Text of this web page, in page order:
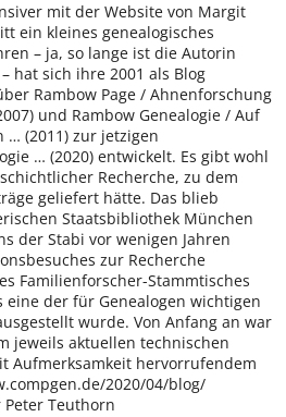
mit der Website von Margit
ein kleines genealogisches
– ja, so lange ist die Autorin
hat sich ihre 2001 als Blog
Rambow Page / Ahnenforschung
und Rambow Genealogie / Auf
… (2011) zur jetzigen
… (2020) entwickelt. Es gibt wohl
Recherche, zu dem
geliefert hätte. Das blieb
Staatsbibliothek München
der Stabi vor wenigen Jahren
zur Recherche
Familienforscher-Stammtisches
der für Genealogen wichtigen
wurde. Von Anfang an war
jeweils aktuellen technischen
Aufmerksamkeit hervorrufendem
2020/04/blog/
Teuthorn